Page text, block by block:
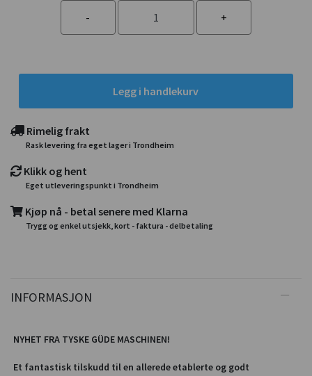
Legg i handlekurv
Rimelig frakt
Rask levering fra eget lager i Trondheim
Klikk og hent
Eget utleveringspunkt i Trondheim
Kjøp nå - betal senere med Klarna
Trygg og enkel utsjekk, kort - faktura - delbetaling
INFORMASJON
NYHET FRA TYSKE GÜDE MASCHINEN!
Et fantastisk tilskudd til en allerede etablerte og godt